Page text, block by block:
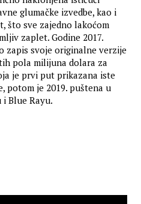
glumačke izvedbe, kao i
što sve zajedno lakoćom
zaplet. Godine 2017.
zapis svoje originalne verzije
pola milijuna dolara za
je prvi put prikazana iste
potom je 2019. puštena u
Blue Rayu.